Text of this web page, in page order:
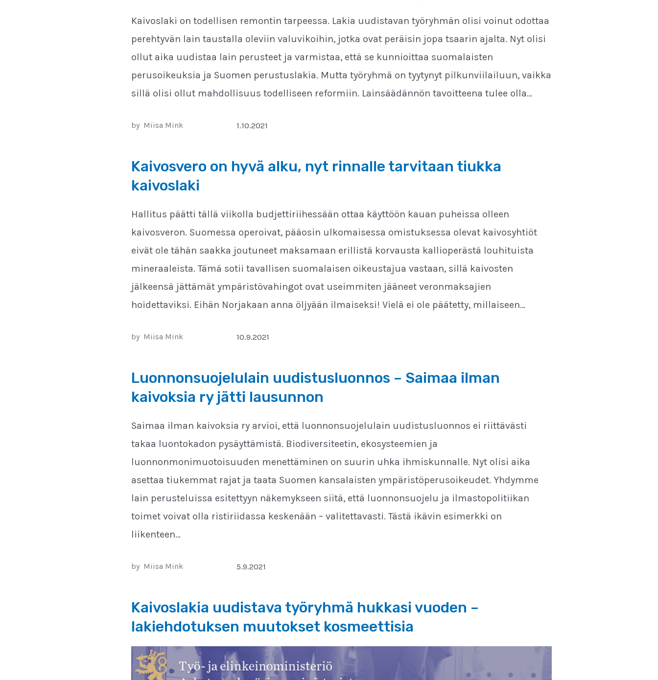
Kaivoslaki on todellisen remontin tarpeessa. Lakia uudistavan työryhmän olisi voinut odottaa
perehtyvän lain taustalla oleviin valuvikoihin, jotka ovat peräisin jopa tsaarin ajalta. Nyt olisi
ollut aika uudistaa lain perusteet ja varmistaa, että se kunnioittaa suomalaisten
perusoikeuksia ja Suomen perustuslakia. Mutta työryhmä on tyytynyt pilkunviilailuun, vaikka
sillä olisi ollut mahdollisuus todelliseen reformiin. Lainsäädännön tavoitteena tulee olla…
by Miisa Mink 1.10.2021
Kaivosvero on hyvä alku, nyt rinnalle tarvitaan tiukka
kaivoslaki
Hallitus päätti tällä viikolla budjettiriihessään ottaa käyttöön kauan puheissa olleen
kaivosveron. Suomessa operoivat, pääosin ulkomaisessa omistuksessa olevat kaivosyhtiöt
eivät ole tähän saakka joutuneet maksamaan erillistä korvausta kallioperästä louhituista
mineraaleista. Tämä sotii tavallisen suomalaisen oikeustajua vastaan, sillä kaivosten
jälkeensä jättämät ympäristövahingot ovat useimmiten jääneet veronmaksajien
hoidettaviksi. Eihän Norjakaan anna öljyään ilmaiseksi! Vielä ei ole päätetty, millaiseen…
by Miisa Mink 10.9.2021
Luonnonsuojelulain uudistusluonnos – Saimaa ilman
kaivoksia ry jätti lausunnon
Saimaa ilman kaivoksia ry arvioi, että luonnonsuojelulain uudistusluonnos ei riittävästi
takaa luontokadon pysäyttämistä. Biodiversiteetin, ekosysteemien ja
luonnonmonimuotoisuuden menettäminen on suurin uhka ihmiskunnalle. Nyt olisi aika
asettaa tiukemmat rajat ja taata Suomen kansalaisten ympäristöperusoikeudet. Yhdymme
lain perusteluissa esitettyyn näkemykseen siitä, että luonnonsuojelu ja ilmastopolitiikan
toimet voivat olla ristiriidassa keskenään – valitettavasti. Tästä ikävin esimerkki on
liikenteen…
by Miisa Mink 5.9.2021
Kaivoslakia uudistava työryhmä hukkasi vuoden –
lakiehdotuksen muutokset kosmeettisia